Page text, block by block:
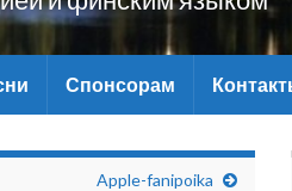
Спонсорам
Apple-fanipoika